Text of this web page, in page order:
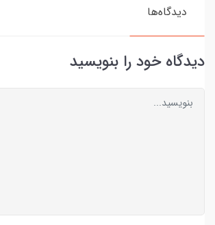
دیدگاه‌ها
دیدگاه خود را بنویسید